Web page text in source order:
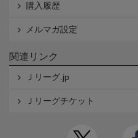
購入履歴
メルマガ設定
関連リンク
Ｊリーグ.jp
Ｊリーグチケット